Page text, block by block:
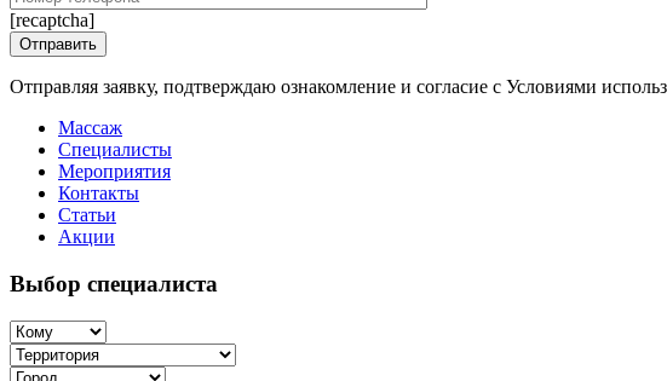
[recaptcha]
Отправляя заявку, подтверждаю ознакомление и согласие с Условиями
Массаж
Специалисты
Мероприятия
Контакты
Статьи
Акции
Выбор специалиста